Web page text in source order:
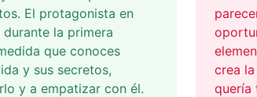
El protagonista en
la primera
que conoces
y sus secretos,
y a empatizar con él.
crea
quería